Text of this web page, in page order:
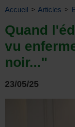
Accueil > Articles >
Quand
vu
noir..."
23/05/25